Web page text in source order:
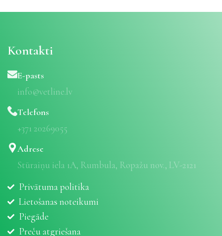
Kontakti
E-pasts
info@vetline.lv
Telefons
+371 20269055
Adrese
Stūraiņu iela 1A, Rumbula, Ropažu nov., LV-2121
Privātuma politika
Lietošanas noteikumi
Piegāde
Preču atgriešana